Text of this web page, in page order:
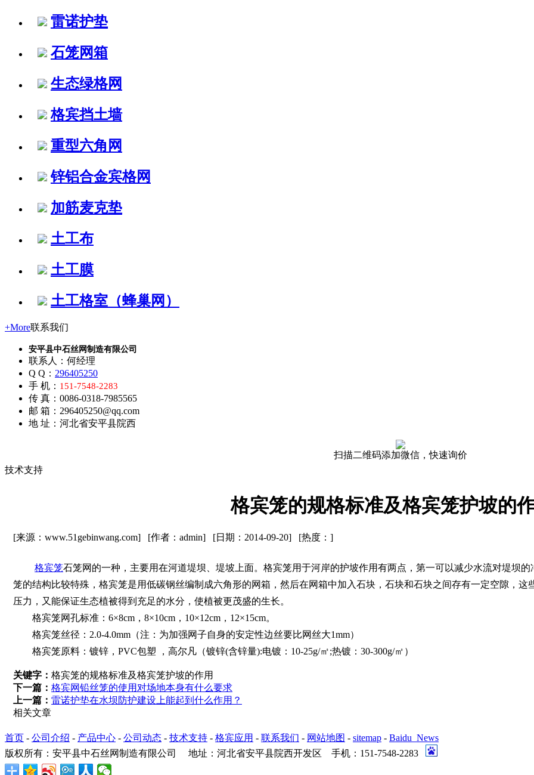
雷诺护垫
石笼网箱
生态绿格网
格宾挡土墙
重型六角网
锌铝合金宾格网
加筋麦克垫
土工布
土工膜
土工格室（蜂巢网）
+More联系我们
安平县中石丝网制造有限公司
联系人：何经理
Q Q： 296405250
手 机： 151-7548-2283
传 真：0086-0318-7985565
邮 箱：296405250@qq.com
地 址：河北省安平县院西
扫描二维码添加微信，快速询价
技术支持
格宾笼的规格标准及格宾笼护坡的
[来源：www.51gebinwang.com] [作者：admin] [日期：2014-09-20] [热度： ]
格宾笼石笼网的一种，主要用在河道堤坝、堤坡上面。格宾笼用于河岸的护坡作用有两点，第一可以减少水流对堤坝
笼的结构比较特殊，格宾笼是用低碳钢丝编制成六角形的网箱，然后在网箱中加入石块，石块和石块之间存有一定空隙，
压力，又能保证生态植被得到充足的水分，使植被更茂盛的生长。
格宾笼网孔标准：6×8cm，8×10cm，10×12cm，12×15cm。
格宾笼丝径：2.0-4.0mm（注：为加强网子自身的安定性边丝要比网丝大1mm）
格宾笼原料：镀锌，PVC包塑 ，高尔凡（镀锌(含锌量):电镀：10-25g/㎡;热镀：30-300g/㎡）
关键字： 格宾笼的规格标准及格宾笼护坡的作用
下一篇： 格宾网铅丝笼的使用对场地本身有什么要求
上一篇： 雷诺护垫在水坝防护建设上能起到什么作用？
相关文章
首页 - 公司介绍 - 产品中心 - 公司动态 - 技术支持 - 格宾应用 - 联系我们 - 网站地图 - sitemap - Baidu_News
版权所有：安平县中石丝网制造有限公司 地址：河北省安平县院西开发区 手机：151-7548-2283